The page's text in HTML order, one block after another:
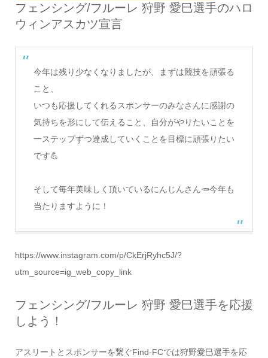
フェンシング/フルーレ 狩野 愛巳選手のハロ
ウィンアスカツ宣言
今年は残り少なくなりましたが、まずは競技を頑張る
こと、
いつも応援してくれるスポンサーのみなさんに感謝の
気持ちを形にして伝えること、自分がやりたいことを
一ステップずつ達成していくことを目標に頑張りたい
です💪
そして毎年美味しく頂いているにんじんさん🥕今年も
当たりますように！
https://www.instagram.com/p/CkErjRyhc5J/?
utm_source=ig_web_copy_link
フェンシング/フルーレ 狩野 愛巳選手を応援
しよう！
アスリートとスポンサーを繋ぐFind-FCでは狩野愛巳選手を応